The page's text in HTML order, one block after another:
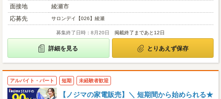
面接地
綾瀬市
応募先
サロンデイ【026】綾瀬
募集終了日時：8月20日 掲載終了まであと12日
詳細を見る とりあえず保存
アルバイト・パート 短期 未経験者歓迎
【ノジマの家電販売】＼ 短期間から始められる★